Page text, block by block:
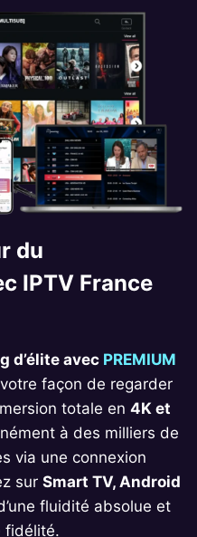
du
IPTV France
d’élite avec PREMIUM
façon de regarder
totale en 4K et
à des milliers de
via une connexion
sur Smart TV, Android
fluidité absolue et
fidélité.